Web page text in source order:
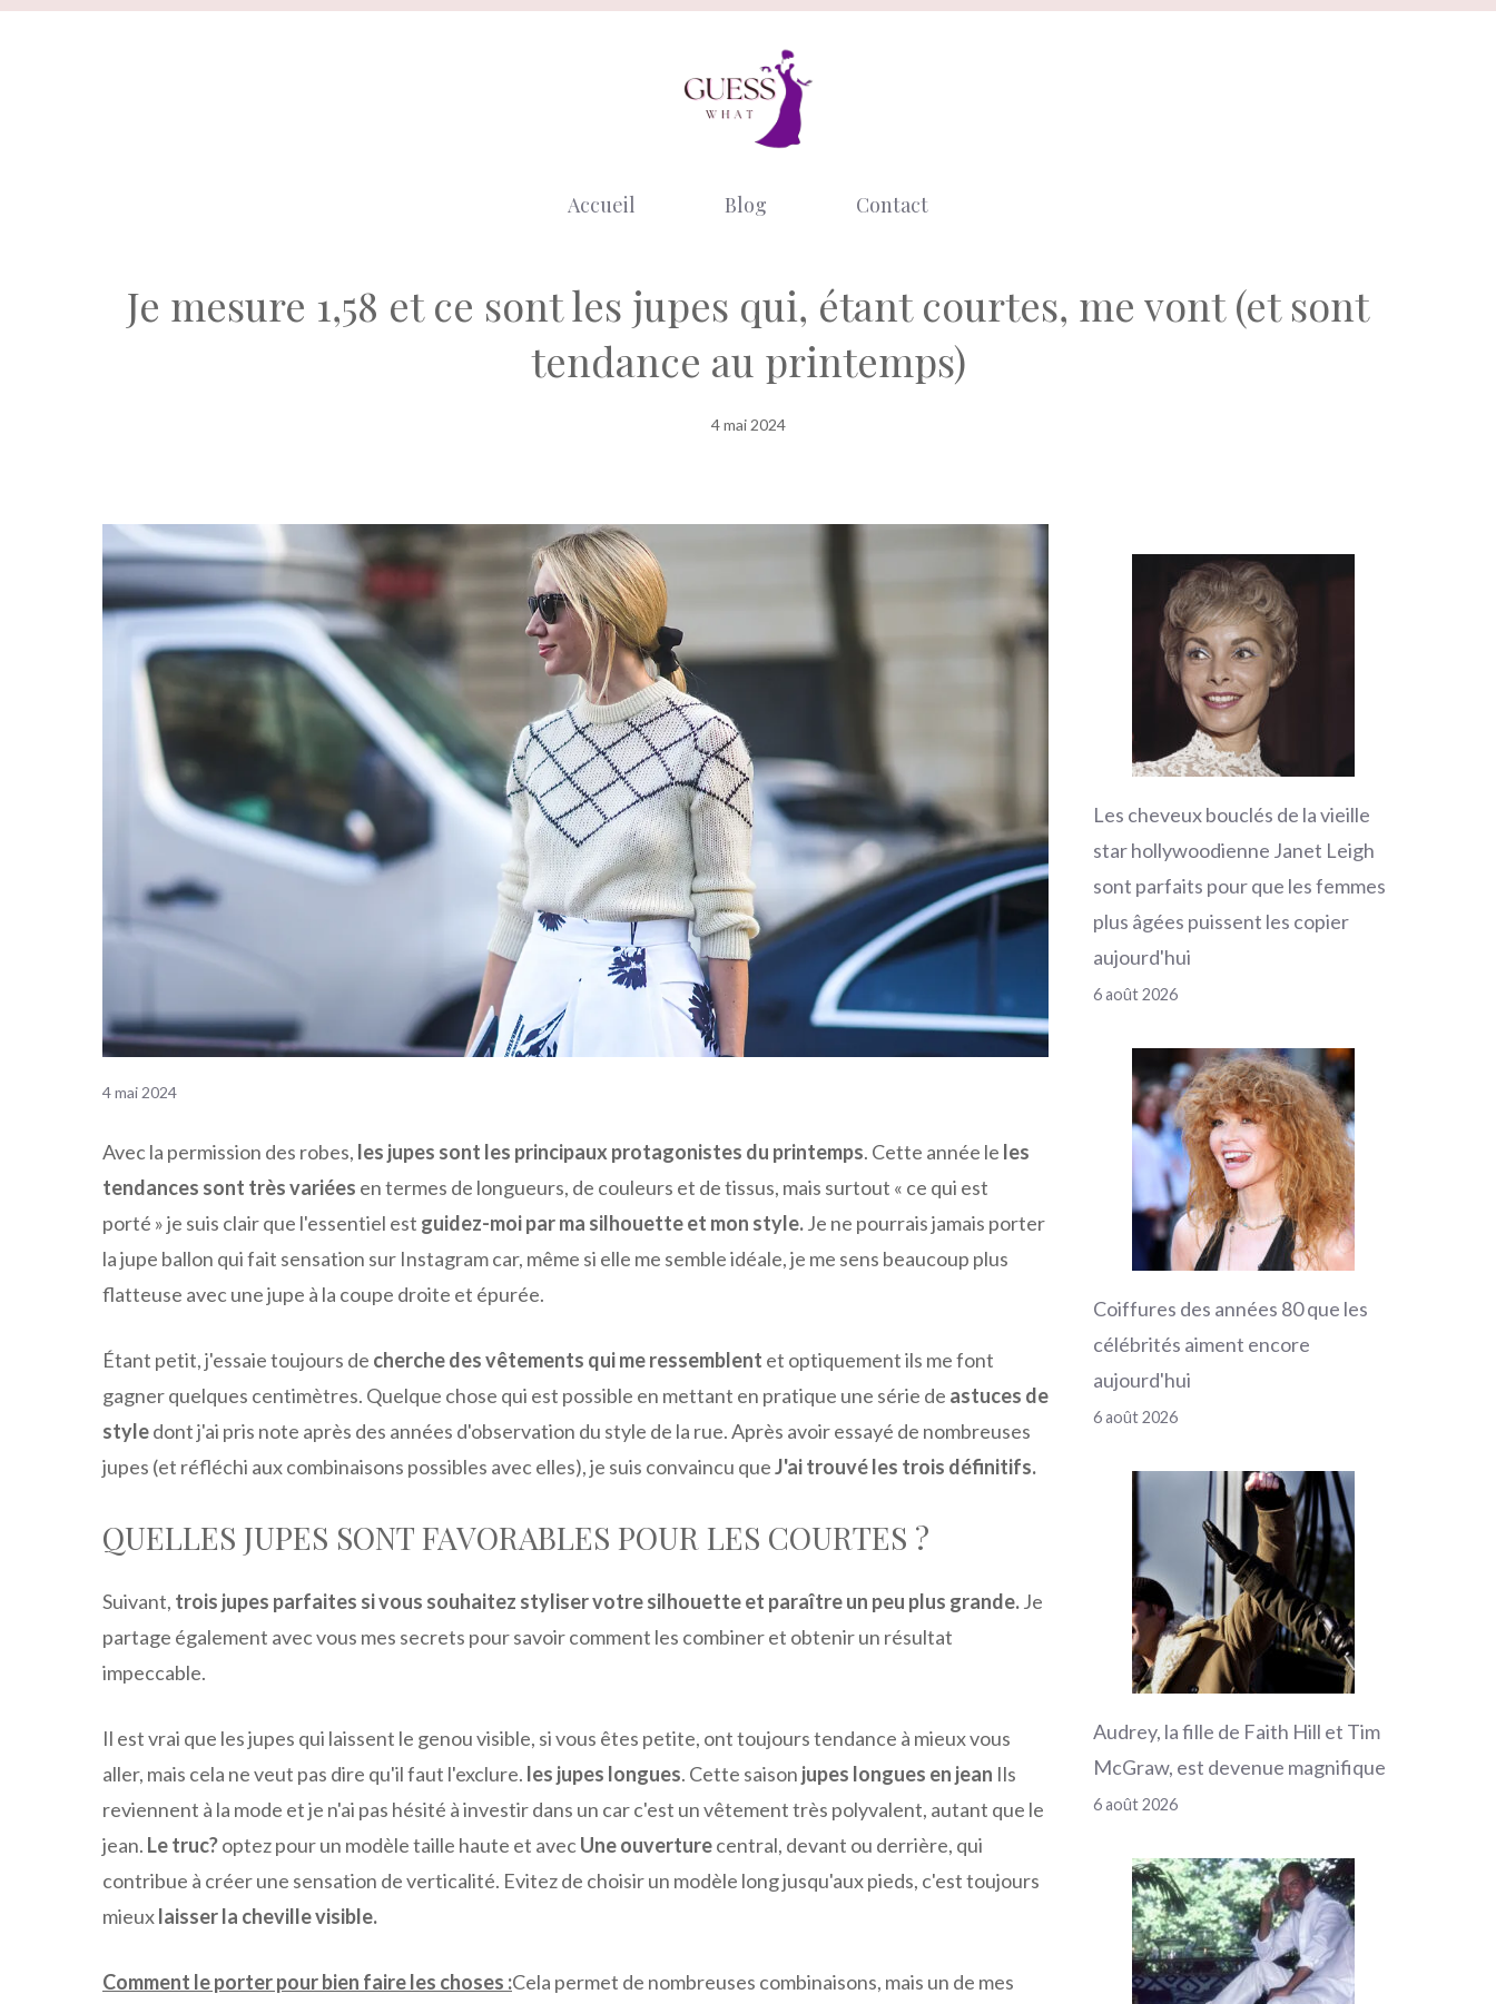
Aller
Accueil Blog Contact
Je mesure 1,58 et ce sont les jupes qui, étant courtes, me vont (et sont
tendance au printemps)
4 mai 2024
4 mai 2024
Avec la permission des robes, les jupes sont les principaux protagonistes du printemps. Cette année le les
tendances sont très variées en termes de longueurs, de couleurs et de tissus, mais surtout « ce qui est
porté » je suis clair que l'essentiel est guidez-moi par ma silhouette et mon style.Je ne pourrais jamais porter
la jupe ballon qui fait sensation sur Instagram car, même si elle me semble idéale, je me sens beaucoup plus
flatteuse avec une jupe à la coupe droite et épurée.
Étant petit, j'essaie toujours de cherche des vêtements qui me ressemblent et optiquement ils me font
gagner quelques centimètres. Quelque chose qui est possible en mettant en pratique une série de astuces de
styledont j'ai pris note après des années d'observation du style de la rue. Après avoir essayé de nombreuses
jupes (et réfléchi aux combinaisons possibles avec elles), je suis convaincu queJ'ai trouvé les trois définitifs.
QUELLES JUPES SONT FAVORABLES POUR LES COURTES ?
Suivant, trois jupes parfaites si vous souhaitez styliser votre silhouette et paraître un peu plus grande.Je
partage également avec vous mes secrets pour savoir comment les combiner et obtenir un résultat
impeccable.
Il est vrai que les jupes qui laissent le genou visible, si vous êtes petite, ont toujours tendance à mieux vous
aller, mais cela ne veut pas dire qu'il faut l'exclure. les jupes longues. Cette saison jupes longues en jean Ils
reviennent à la mode et je n'ai pas hésité à investir dans un car c'est un vêtement très polyvalent, autant que le
jean. Le truc?optez pour un modèle taille haute et avecUne ouverturecentral, devant ou derrière, qui
contribue à créer une sensation de verticalité. Evitez de choisir un modèle long jusqu'aux pieds, c'est toujours
mieuxlaisser la cheville visible.
Comment le porter pour bien faire les choses :Cela permet de nombreuses combinaisons, mais un de mes
Les cheveux bouclés de la vieille
star hollywoodienne Janet Leigh
sont parfaits pour que les femmes
plus âgées puissent les copier
aujourd'hui
6 août 2026
Coiffures des années 80 que les
célébrités aiment encore
aujourd'hui
6 août 2026
Audrey, la fille de Faith Hill et Tim
McGraw, est devenue magnifique
6 août 2026